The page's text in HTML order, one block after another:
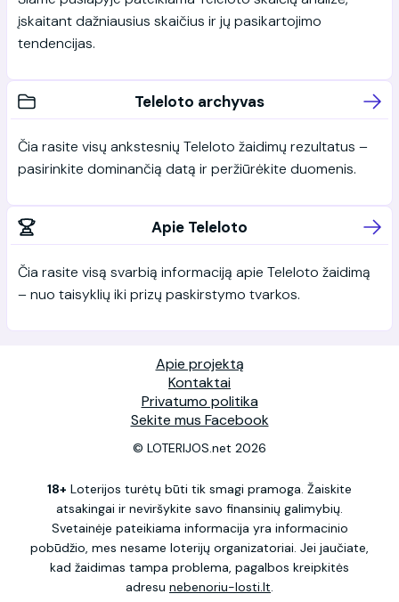
įskaitant dažniausius skaičius ir jų pasikartojimo
tendencijas.
Teleloto archyvas
Čia rasite visų ankstesnių Teleloto žaidimų rezultatus –
pasirinkite dominančią datą ir peržiūrėkite duomenis.
Apie Teleloto
Čia rasite visą svarbią informaciją apie Teleloto žaidimą
– nuo taisyklių iki prizų paskirstymo tvarkos.
Apie projektą
Kontaktai
Privatumo politika
Sekite mus Facebook
© LOTERIJOS.net 2026
18+ Loterijos turėtų būti tik smagi pramoga. Žaiskite
atsakingai ir neviršykite savo finansinių galimybių.
Svetainėje pateikiama informacija yra informacinio
pobūdžio, mes nesame loterijų organizatoriai. Jei jaučiate,
kad žaidimas tampa problema, pagalbos kreipkitės
adresu nebenoriu-losti.lt.